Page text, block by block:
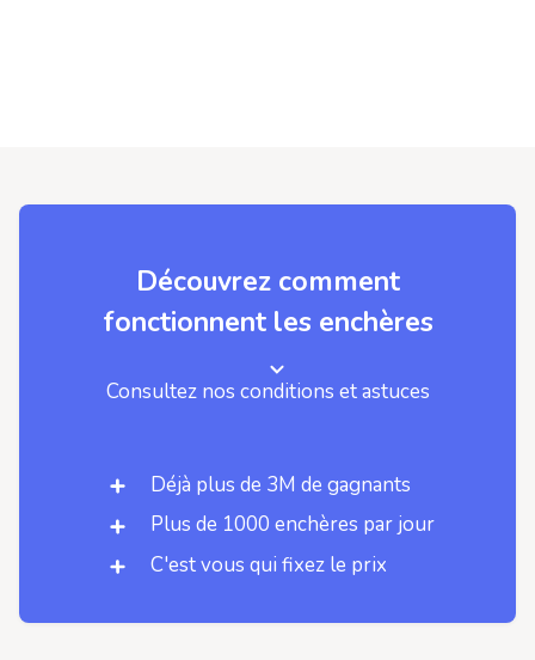
Découvrez comment
fonctionnent les enchères
Consultez nos conditions et astuces
Déjà plus de 3M de gagnants
Plus de 1000 enchères par jour
C'est vous qui fixez le prix